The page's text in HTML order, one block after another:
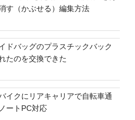
す（かぶせる）編集方法
ドバッグのプラスチックバック
たのを交換できた
イクにリアキャリアで自転車通
ートPC対応